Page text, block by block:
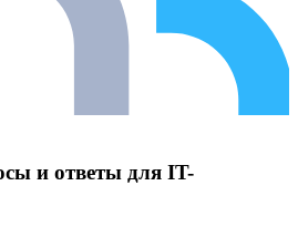
и ответы для IT-